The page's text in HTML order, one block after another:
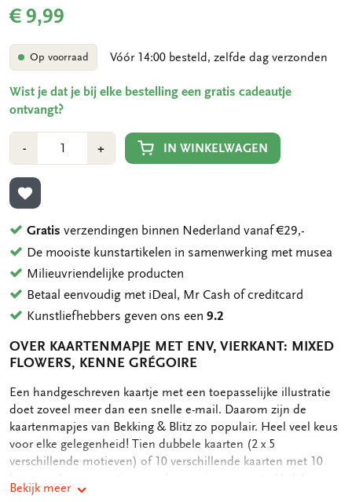
€ 9,99
Op voorraad Vóór 14:00 besteld, zelfde dag verzonden
Wist je dat je bij elke bestelling een gratis cadeautje
ontvangt?
-Min
1
+Plus
1
IN WINKELWAGEN
TOEVOEGEN AAN VERLANGLIJST
Gratis verzendingen binnen Nederland vanaf €29,-
De mooiste kunstartikelen in samenwerking met musea
Milieuvriendelijke producten
Betaal eenvoudig met iDeal, Mr Cash of creditcard
Kunstliefhebbers geven ons een9.2
OVER KAARTENMAPJE MET ENV, VIERKANT: MIXED
FLOWERS, KENNE GRÉGOIRE
OMSCHRIJVING
Een handgeschreven kaartje met een toepasselijke illustratie
doet zoveel meer dan een snelle e-mail. Daarom zijn de
kaartenmapjes van Bekking & Blitz zo populair. Heel veel keus
voor elke gelegenheid! Tien dubbele kaarten (2 x 5
verschillende motieven) of 10 verschillende kaarten met 10
kaartenmapje. Op de achterkant van het mapje staan de
Bekijk meer